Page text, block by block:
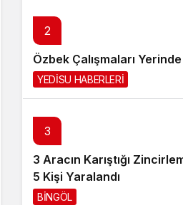
2
Özbek Çalışmaları
YEDİSU HABERLERİ
3
3 Aracın Karıştığı
5 Kişi Yaralandı
BİNGÖL